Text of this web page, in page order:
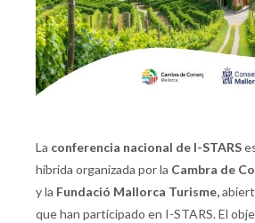
La conferencia nacional de I-STARS
híbrida organizada por la Cambra de
y la Fundació Mallorca Turisme,
que han participado en I-STARS. El